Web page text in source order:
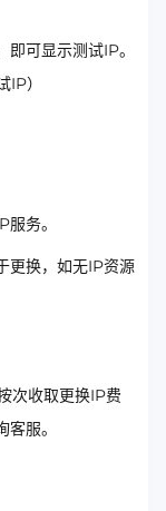
可显示测试IP。
IP）
务。
更换，如无IP资源
次收取更换IP费
服。